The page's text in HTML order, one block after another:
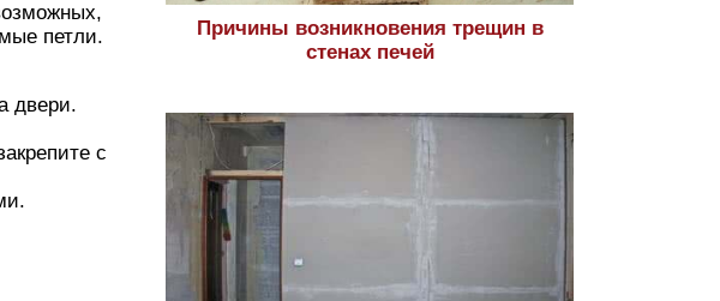
петли.
двери.
с
Причины возникновения трещин в
стенах печей